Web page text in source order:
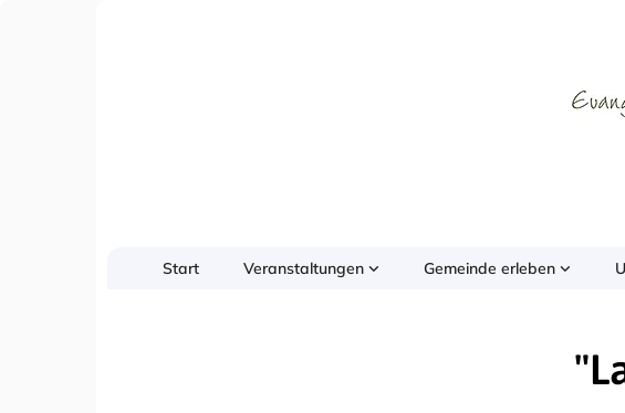
Start Veranstaltungen Gemeinde erleben